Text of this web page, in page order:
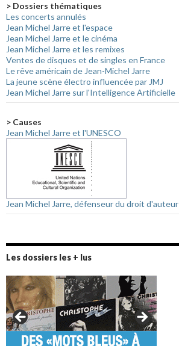
> Dossiers thématiques
Les concerts annulés
Jean Michel Jarre et l'espace
Jean Michel Jarre et le cinéma
Jean Michel Jarre et les remixes
Ventes de disques et de singles en France
Le rêve américain de Jean-Michel Jarre
La jeune scène électro influencée par JMJ
Jean Michel Jarre sur l'Intelligence Artificielle
> Causes
Jean Michel Jarre et l'UNESCO
Jean Michel Jarre, défenseur du droit d'auteur
Les dossiers les + lus